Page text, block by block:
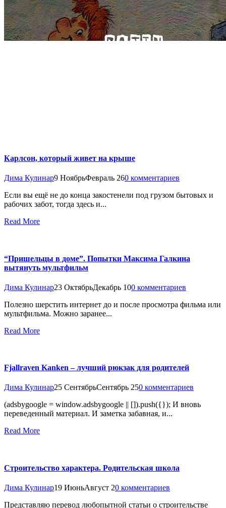
Карлсон, который живет на крыше
Дима Кулинар9 НоябрьФевраль 260 комментариев
Если вы ещё не до конца закостенели под грузом бытовых и
рабочих забот, тогда здесь и...
Read More
“Пришельцы в доме”. Попытки Максима Галкина
вытянуть мультфильм
Дима Кулинар23 ОктябрьДекабрь 100 комментариев
Полезно шерстить интернет до и после просмотра фильма или
мультфильма. Можно заранее...
Read More
Fjallraven Kanken – лучший рюкзак для родителей
Дима Кулинар25 СентябрьСентябрь 250 комментариев
(adsbygoogle = window.adsbygoogle || []).push({}); И вновь
переведенный материал. И заметка забавная, и...
Read More
Строительство характера. Родительская школа
Дима Кулинар19 ИюньАвгуст 20 комментариев
Представляю перевод любопытной статьи о строительстве